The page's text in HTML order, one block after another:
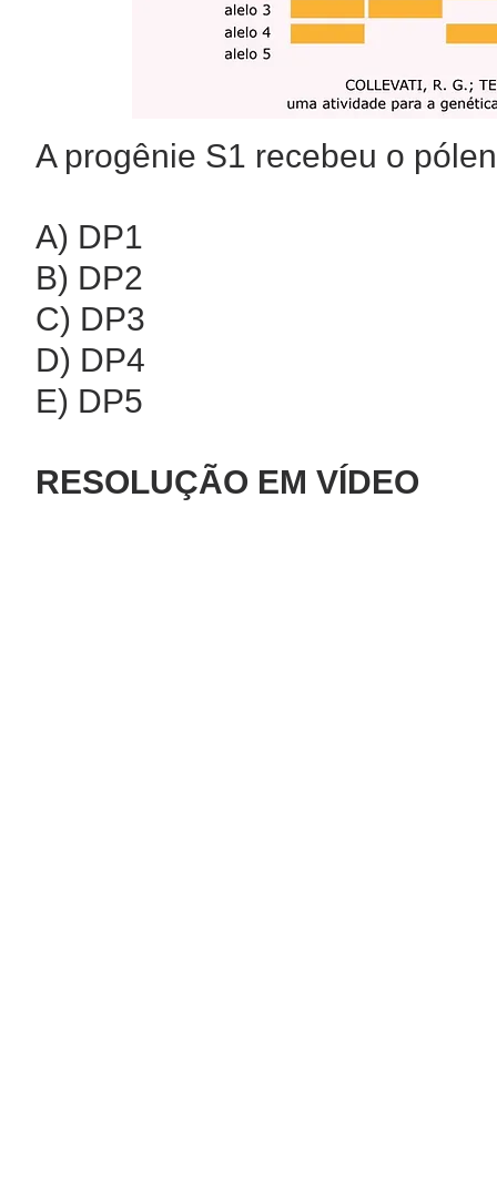
A progênie S1 recebeu o
A) DP1
B) DP2
C) DP3
D) DP4
E) DP5
RESOLUÇÃO EM VÍDEO